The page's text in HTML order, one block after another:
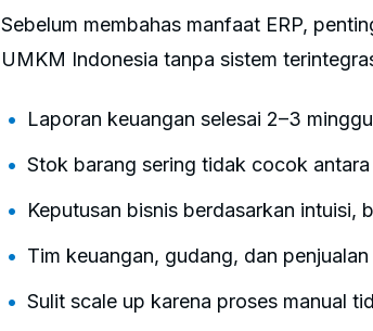
Sebelum membahas manfaat ERP,
UMKM Indonesia tanpa sistem
Laporan keuangan selesai 2–3
Stok barang sering tidak cocok
Keputusan bisnis berdasarkan intuisi,
Tim keuangan, gudang, dan
Sulit scale up karena proses manual